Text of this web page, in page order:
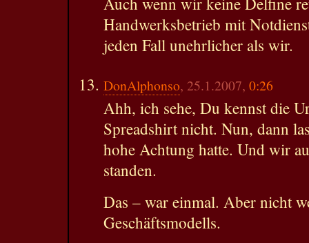
Handwerksbetrieb mit
jeden Fall unehrlicher als wir.
DonAlphonso, 25.1.2007, 0:26
Ahh, ich sehe, Du kennst die
Spreadshirt nicht. Nun, dann
hohe Achtung hatte. Und wir
standen.
Das – war einmal. Aber nicht
Geschäftsmodells.